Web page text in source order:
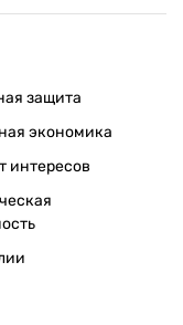
защита
экономика
интересов